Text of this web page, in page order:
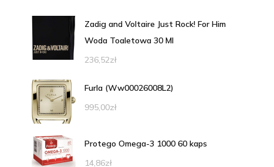
Zadig and Voltaire Just Rock! For Him
Woda Toaletowa 30 Ml
236,52zł
Furla (Ww00026008L2)
995,00zł
Protego Omega-3 1000 60 kaps
14,86zł